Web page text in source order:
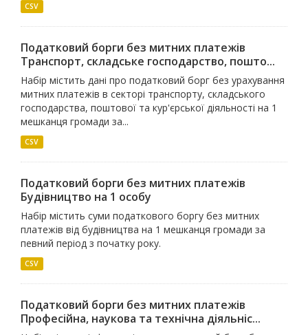
CSV
Податковий борги без митних платежів
Транспорт, складське господарство, пошто...
Набір містить дані про податковий борг без урахування
митних платежів в секторі транспорту, складського
господарства, поштової та кур'єрської діяльності на 1
мешканця громади за...
CSV
Податковий борги без митних платежів
Будiвництво на 1 особу
Набір містить суми податкового боргу без митних
платежів від будівництва на 1 мешканця громади за
певний період з початку року.
CSV
Податковий борги без митних платежів
Професiйна, наукова та технiчна дiяльнiс...